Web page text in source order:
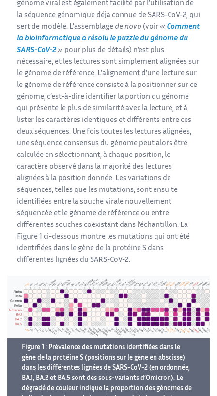
génome viral est également facilité par l’utilisation de
la séquence génomique déjà connue de SARS-CoV-2, qui
sert de modèle. L’assemblage de novo (voir « Comment
la bioinformatique a résolu le puzzle du génome du
SARS-CoV-2 » pour plus de détails) n’est plus
nécessaire, et les lectures sont simplement alignées sur
le génome de référence. L’alignement d’une lecture sur
le génome de référence consiste à la positionner sur ce
génome, c’est-à-dire identifier la portion du génome
qui présente le plus de similarité avec la lecture, et à
lister les caractères identiques et différents entre ces
deux séquences. Une fois toutes les lectures alignées,
une séquence consensus du génome peut alors être
calculée en sélectionnant, à chaque position, le
caractère observé dans la majorité des lectures
alignées à la position donnée. Les variations de
séquences, telles que les mutations, sont ensuite
identifiées entre la souche virale nouvellement
séquencée et le génome de référence ou entre
différentes souches coexistant dans l’échantillon. La
Figure 1 ci-dessous montre les mutations qui ont été
identifiées dans le gène de la protéine S dans
différentes lignées du SARS-CoV-2.
Figure 1 : Prévalence des mutations identifiées dans le
gène de la protéine S (positions sur le gène en abscisse)
dans les différentes lignées de SARS-CoV-2 (en ordonnée,
BA.1, BA.2 et BA.5 sont des sous-variants d’Omicron). Le
dégradé de couleur indique la proportion des génomes de